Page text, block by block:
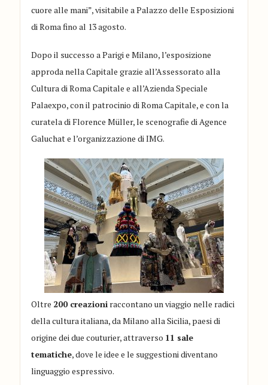
cuore alle mani”, visitabile a Palazzo delle Esposizioni
di Roma fino al 13 agosto.
Dopo il successo a Parigi e Milano, l’esposizione
approda nella Capitale grazie all’Assessorato alla
Cultura di Roma Capitale e all’Azienda Speciale
Palaexpo, con il patrocinio di Roma Capitale, e con la
curatela di Florence Müller, le scenografie di Agence
Galuchat e l’organizzazione di IMG.
Oltre 200 creazioni raccontano un viaggio nelle radici
della cultura italiana, da Milano alla Sicilia, paesi di
origine dei due couturier, attraverso 11 sale
tematiche, dove le idee e le suggestioni diventano
linguaggio espressivo.